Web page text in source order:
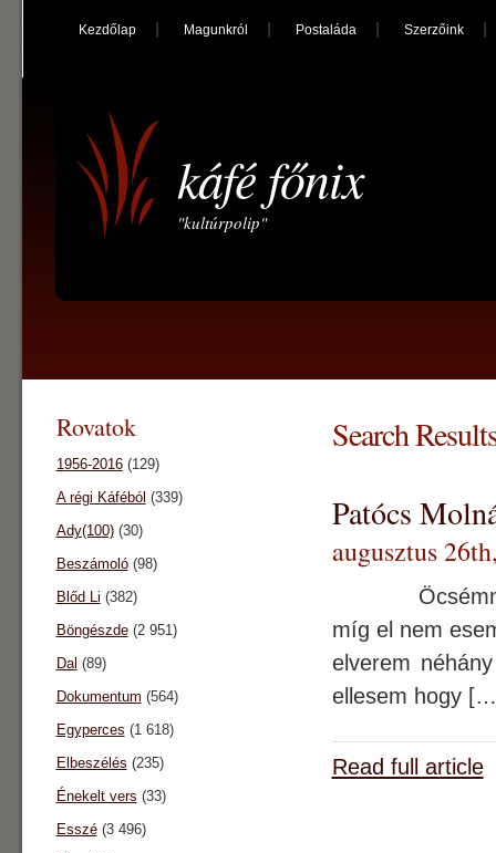
Kezdőlap Magunkról Postaláda Szerzőink
káfé főnix
"kultúrpolip"
Search
Patócs
augusztus
Öcsémnek
míg el nem
elverem
ellesem hogy
Read full article
Rovatok
1956-2016(129)
A régi Káféból (339)
Ady(100)(30)
Beszámoló(98)
Blőd Li (382)
Böngészde(2 951)
Dal (89)
Dokumentum (564)
Egyperces (1 618)
Elbeszélés (235)
Énekelt vers (33)
Esszé(3 496)